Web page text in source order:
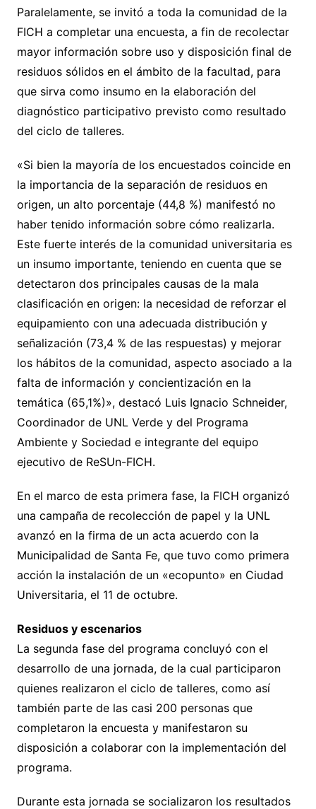
Paralelamente, se invitó a toda la comunidad de la
FICH a completar una encuesta, a fin de recolectar
mayor información sobre uso y disposición final de
residuos sólidos en el ámbito de la facultad, para
que sirva como insumo en la elaboración del
diagnóstico participativo previsto como resultado
del ciclo de talleres.
«Si bien la mayoría de los encuestados coincide en
la importancia de la separación de residuos en
origen, un alto porcentaje (44,8 %) manifestó no
haber tenido información sobre cómo realizarla.
Este fuerte interés de la comunidad universitaria es
un insumo importante, teniendo en cuenta que se
detectaron dos principales causas de la mala
clasificación en origen: la necesidad de reforzar el
equipamiento con una adecuada distribución y
señalización (73,4 % de las respuestas) y mejorar
los hábitos de la comunidad, aspecto asociado a la
falta de información y concientización en la
temática (65,1%)», destacó Luis Ignacio Schneider,
Coordinador de UNL Verde y del Programa
Ambiente y Sociedad e integrante del equipo
ejecutivo de ReSUn-FICH.
En el marco de esta primera fase, la FICH organizó
una campaña de recolección de papel y la UNL
avanzó en la firma de un acta acuerdo con la
Municipalidad de Santa Fe, que tuvo como primera
acción la instalación de un «ecopunto» en Ciudad
Universitaria, el 11 de octubre.
Residuos y escenarios
La segunda fase del programa concluyó con el
desarrollo de una jornada, de la cual participaron
quienes realizaron el ciclo de talleres, como así
también parte de las casi 200 personas que
completaron la encuesta y manifestaron su
disposición a colaborar con la implementación del
programa.
Durante esta jornada se socializaron los resultados